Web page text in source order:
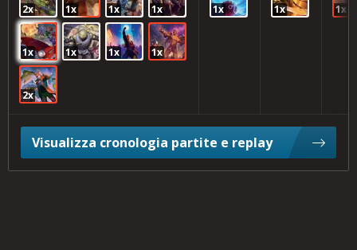
2x 1x 1x 1x
1x 1x 1x 1x
2x
1x 1x 1x
Visualizza cronologia partite e replay